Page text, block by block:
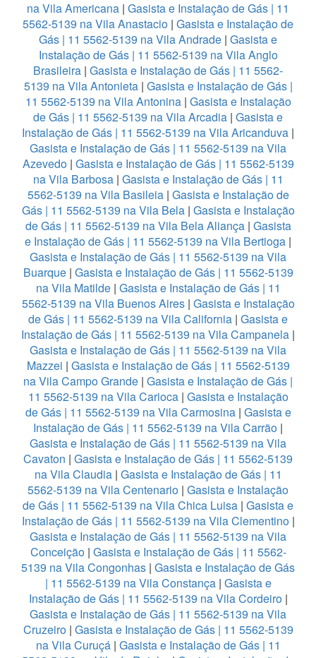
na Vila Americana | Gasista e Instalação de Gás | 11
5562-5139 na Vila Anastacio | Gasista e Instalação de
Gás | 11 5562-5139 na Vila Andrade | Gasista e
Instalação de Gás | 11 5562-5139 na Vila Anglo
Brasileira | Gasista e Instalação de Gás | 11 5562-
5139 na Vila Antonieta| Gasista e Instalação de Gás |
11 5562-5139 na Vila Antonina| Gasista e Instalação
de Gás | 11 5562-5139 na Vila Arcadia | Gasista e
Instalação de Gás | 11 5562-5139 na Vila Aricanduva |
Gasista e Instalação de Gás | 11 5562-5139 na Vila
Azevedo| Gasista e Instalação de Gás | 11 5562-5139
na Vila Barbosa| Gasista e Instalação de Gás | 11
5562-5139 na Vila Basileia| Gasista e Instalação de
Gás | 11 5562-5139 na Vila Bela| Gasista e Instalação
de Gás | 11 5562-5139 na Vila Bela Aliança| Gasista
e Instalação de Gás | 11 5562-5139 na Vila Bertioga |
Gasista e Instalação de Gás | 11 5562-5139 na Vila
Buarque| Gasista e Instalação de Gás | 11 5562-5139
na Vila Matilde| Gasista e Instalação de Gás | 11
5562-5139 na Vila Buenos Aires| Gasista e Instalação
de Gás | 11 5562-5139 na Vila California | Gasista e
Instalação de Gás | 11 5562-5139 na Vila Campanela |
Gasista e Instalação de Gás | 11 5562-5139 na Vila
Mazzei | Gasista e Instalação de Gás | 11 5562-5139
na Vila Campo Grande | Gasista e Instalação de Gás |
11 5562-5139 na Vila Carioca| Gasista e Instalação
de Gás | 11 5562-5139 na Vila Carmosina| Gasista e
Instalação de Gás | 11 5562-5139 na Vila Carrão |
Gasista e Instalação de Gás | 11 5562-5139 na Vila
Cavaton | Gasista e Instalação de Gás | 11 5562-5139
na Vila Claudia| Gasista e Instalação de Gás | 11
5562-5139 na Vila Centenario | Gasista e Instalação
de Gás | 11 5562-5139 na Vila Chica Luisa | Gasista e
Instalação de Gás | 11 5562-5139 na Vila Clementino|
Gasista e Instalação de Gás | 11 5562-5139 na Vila
Conceição| Gasista e Instalação de Gás | 11 5562-
5139 na Vila Congonhas | Gasista e Instalação de Gás
| 11 5562-5139 na Vila Constança| Gasista e
Instalação de Gás | 11 5562-5139 na Vila Cordeiro|
Gasista e Instalação de Gás | 11 5562-5139 na Vila
Cruzeiro | Gasista e Instalação de Gás | 11 5562-5139
na Vila Curuçá | Gasista e Instalação de Gás | 11